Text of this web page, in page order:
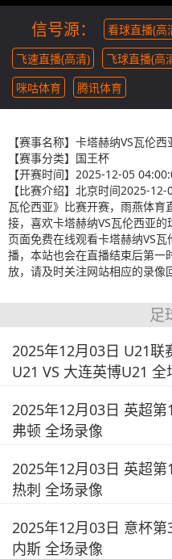
信号源： 看球直播(高
飞速直播(高清)
飞球直播(高
咪咕体育
腾讯体育
【赛事名称】 卡塔赫纳VS瓦伦西
【赛事分类】 国王杯
【开赛时间】 2025-12-05
【比赛介绍】 北京时间2025-12-
瓦伦西亚》比赛开赛，雨燕体
接，喜欢卡塔赫纳VS瓦伦西亚
页面免费在线观看卡塔赫纳VS
播，本站也会在直播结束后第一
放，请及时关注网站相应的录像
足
2025年12月03日 U21联
U21 VS 大连英博U21 全
2025年12月03日 英超
弗顿 全场录像
2025年12月03日 英超
热刺 全场录像
2025年12月03日 意杯
内斯 全场录像